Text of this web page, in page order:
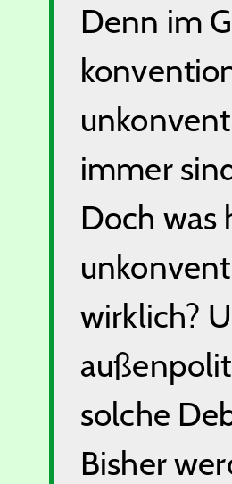
Denn im
immer
Doch
wirklich?
solche
Bisher